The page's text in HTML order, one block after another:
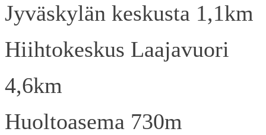
Jyväskylän keskusta 1,1km
Hiihtokeskus Laajavuori
4,6km
Huoltoasema 730m